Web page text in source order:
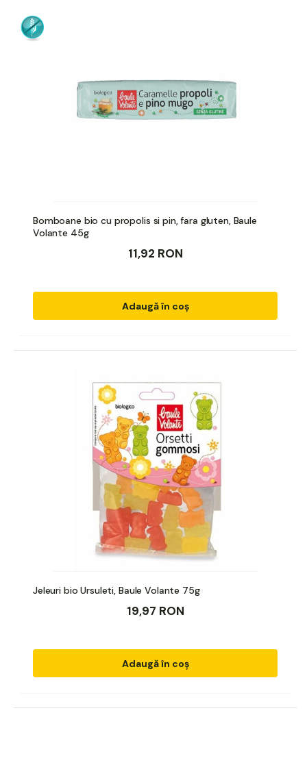
Bomboane bio cu propolis si pin, fara gluten, Baule
Volante 45g
11,92 RON
Adaugă în coș
Jeleuri bio Ursuleti, Baule Volante 75g
19,97 RON
Adaugă în coș